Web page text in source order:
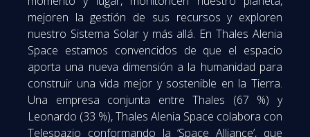
mejoren la gestión de sus recursos y exploren
nuestro Sistema Solar y más allá. En Thales Alenia
Space estamos convencidos de que el espacio
aporta una nueva dimensión a la humanidad para
construir una vida mejor y sostenible en la Tierra.
Una empresa conjunta entre Thales (67 %) y
Leonardo (33 %), Thales Alenia Space colabora con
Telespazio conformando la ‘Space Alliance’, que